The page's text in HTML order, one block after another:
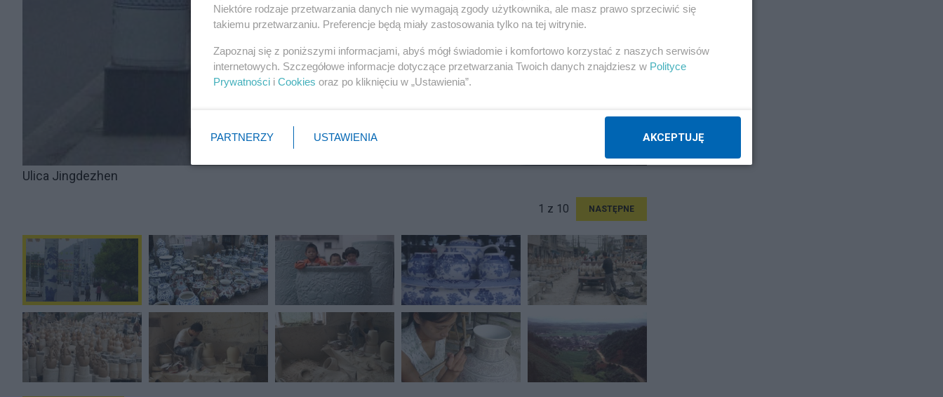
Ulica Jingdezhen
1 z 10 NASTĘPNE
Niektóre rodzaje przetwarzania danych nie wymagają zgody użytkownika, ale masz prawo sprzeciwić się
takiemu przetwarzaniu. Preferencje będą miały zastosowania tylko na tej witrynie.
Zapoznaj się z poniższymi informacjami, abyś mógł świadomie i komfortowo korzystać z naszych serwisów
internetowych. Szczegółowe informacje dotyczące przetwarzania Twoich danych znajdziesz w Polityce
Prywatności i Cookies oraz po kliknięciu w „Ustawienia”.
PARTNERZY USTAWIENIA AKCEPTUJĘ